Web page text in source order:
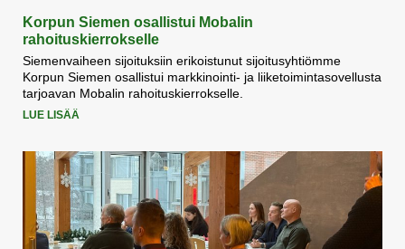
Korpun Siemen osallistui Mobalin
rahoituskierrokselle
Siemenvaiheen sijoituksiin erikoistunut sijoitusyhtiömme
Korpun Siemen osallistui markkinointi- ja liiketoimintasovellusta
tarjoavan Mobalin rahoituskierrokselle.
LUE LISÄÄ